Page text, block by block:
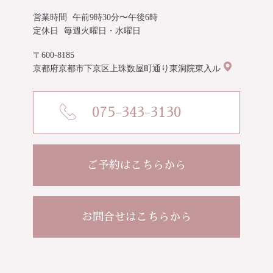
営業時間
午前9時30分〜午後6時
定休日
毎週火曜日・水曜日
〒600-8185
京都府京都市下京区上珠数屋町通り東洞院東入ル
075-343-3130
ご予約はこちらから
お問合せはこちらから